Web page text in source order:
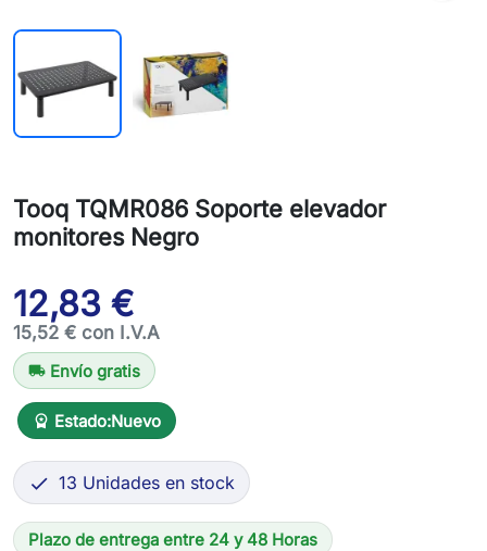
Tooq TQMR086 Soporte elevador
monitores Negro
12,83 €
15,52 € con I.V.A
local_shipping Envío gratis
workspace_premium Estado:Nuevo
 13 Unidades en stock
Plazo de entrega entre 24 y 48 Horas